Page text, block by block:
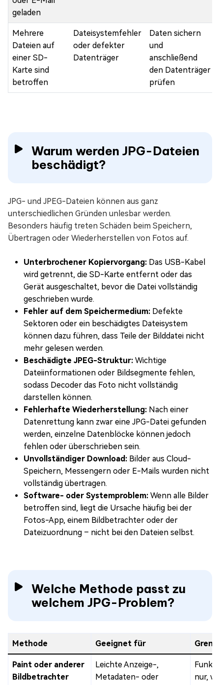
geladen
Mehrere
Dateien auf
einer SD-
Karte sind
betroffen
Dateisystemfehler
oder defekter
Datenträger
Daten sichern
und
anschließend
den Datenträger
prüfen
Warum werden JPG-Dateien
beschädigt?
JPG- und JPEG-Dateien können aus ganz
unterschiedlichen Gründen unlesbar werden.
Besonders häufig treten Schäden beim Speichern,
Übertragen oder Wiederherstellen von Fotos auf.
Unterbrochener Kopiervorgang: Das USB-Kabel
wird getrennt, die SD-Karte entfernt oder das
Gerät ausgeschaltet, bevor die Datei vollständig
geschrieben wurde.
Fehler auf dem Speichermedium: Defekte
Sektoren oder ein beschädigtes Dateisystem
können dazu führen, dass Teile der Bilddatei nicht
mehr gelesen werden.
Beschädigte JPEG-Struktur: Wichtige
Dateiinformationen oder Bildsegmente fehlen,
sodass Decoder das Foto nicht vollständig
darstellen können.
Fehlerhafte Wiederherstellung: Nach einer
Datenrettung kann zwar eine JPG-Datei gefunden
werden, einzelne Datenblöcke können jedoch
fehlen oder überschrieben sein.
Unvollständiger Download: Bilder aus Cloud-
Speichern, Messengern oder E-Mails wurden nicht
vollständig übertragen.
Software- oder Systemproblem: Wenn alle Bilder
betroffen sind, liegt die Ursache häufig bei der
Fotos-App, einem Bildbetrachter oder der
Dateizuordnung – nicht bei den Dateien selbst.
Welche Methode passt zu
welchem JPG-Problem?
Methode Geeignet für
Paint oder anderer
Bildbetrachter
Leichte Anzeige-,
Metadaten- oder
nur,